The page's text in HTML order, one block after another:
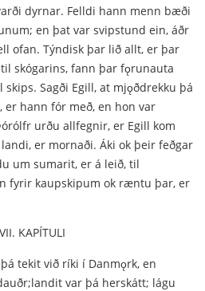
dyrnar. Felldi hann menn bæði
en þat var svipstund ein, áðr
ofan. Týndisk þar lið allt, er þar
skógarins, fann þar fǫrunauta
Sagði Egill, at mjǫðdrekku þá
hann fór með, en hon var
urðu allfegnir, er Egill kom
er mornaði. Áki ok þeir feðgar
um sumarit, er á leið, til
fyrir kaupskipum ok ræntu þar, er
KAPÍTULI
tekit við ríki í Danmǫrk, en
var þá herskátt; lágu